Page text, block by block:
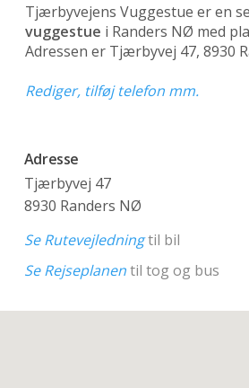
Tjærbyvejens Vuggestue er en
vuggestue i Randers NØ med
Adressen er Tjærbyvej 47, 8930
Rediger, tilføj telefon mm.
Adresse
Tjærbyvej 47
8930 Randers NØ
Se Rutevejledningtil bil
Se Rejseplanentil tog og bus